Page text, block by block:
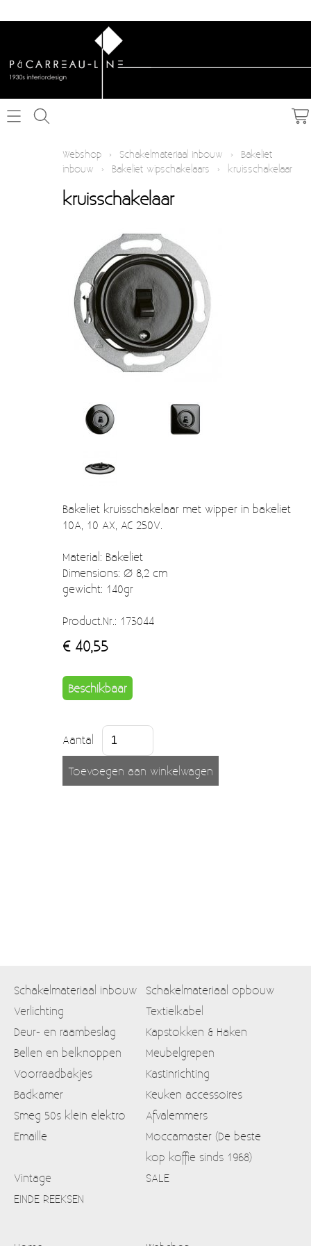
Schakelmateriaal opbouw
Textielkabel
Deur- en raambeslag
Kapstokken & Haken
Meubelgrepen
Voorraadbakjes
Kastinrichting
Keuken accessoires
Smeg 50s klein elektro
Afvalemmers
Moccamaster (De beste kop koffie sinds 1968)
Verzendkosten
Webshop › Schakelmateriaal inbouw ›
Bakeliet
inbouw
› Bakeliet wipschakelaars › kruisschakelaar
kruisschakelaar
Bakeliet kruisschakelaar met wipper in bakeliet
10A, 10 AX, AC 250V.
Material: Bakeliet
Dimensions: Ø 8,2 cm
gewicht: 140gr
Product.Nr.: 173044
€ 40,55
Beschikbaar
Aantal
Schakelmateriaal inbouw
Schakelmateriaal opbouw
Verlichting
Textielkabel
Deur- en raambeslag
Kapstokken & Haken
Bellen en belknoppen
Meubelgrepen
Voorraadbakjes
Kastinrichting
Badkamer
Keuken accessoires
Smeg 50s klein elektro
Afvalemmers
Emaille
Moccamaster (De beste
kop koffie sinds 1968)
Vintage
SALE
EINDE REEKSEN